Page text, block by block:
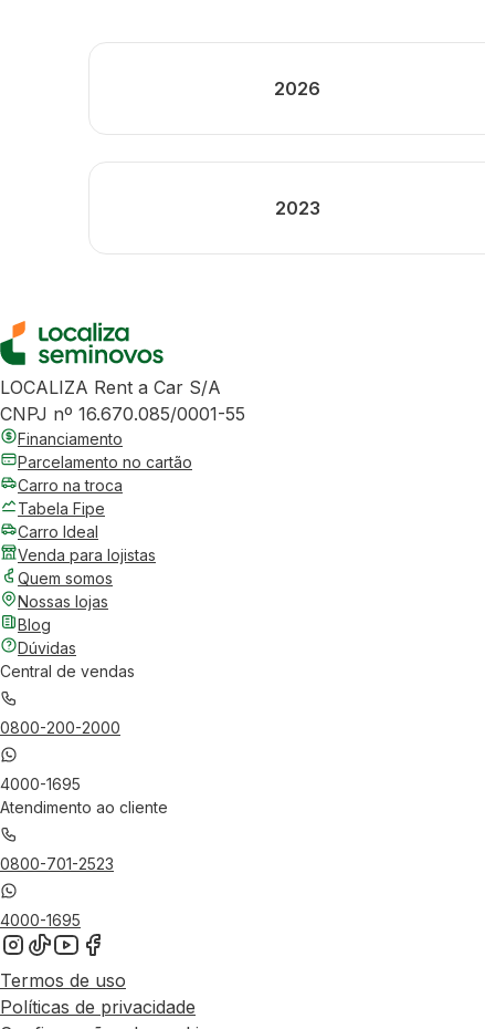
2026
2023
LOCALIZA Rent a Car S/A
CNPJ nº 16.670.085/0001-55
Financiamento
Parcelamento no cartão
Carro na troca
Tabela Fipe
Carro Ideal
Venda para lojistas
Quem somos
Nossas lojas
Blog
Dúvidas
Central de vendas
0800-200-2000
4000-1695
Atendimento ao cliente
0800-701-2523
4000-1695
Termos de uso
Políticas de privacidade